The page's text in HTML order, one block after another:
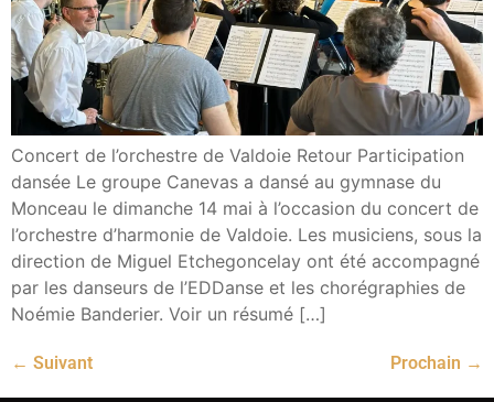
Concert de l’orchestre de Valdoie Retour Participation
dansée Le groupe Canevas a dansé au gymnase du
Monceau le dimanche 14 mai à l’occasion du concert de
l’orchestre d’harmonie de Valdoie. Les musiciens, sous la
direction de Miguel Etchegoncelay ont été accompagné
par les danseurs de l’EDDanse et les chorégraphies de
Noémie Banderier. Voir un résumé […]
← Suivant Prochain →